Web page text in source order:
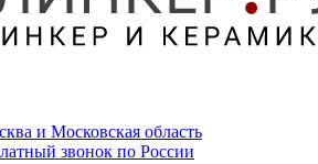
и Московская область
звонок по России